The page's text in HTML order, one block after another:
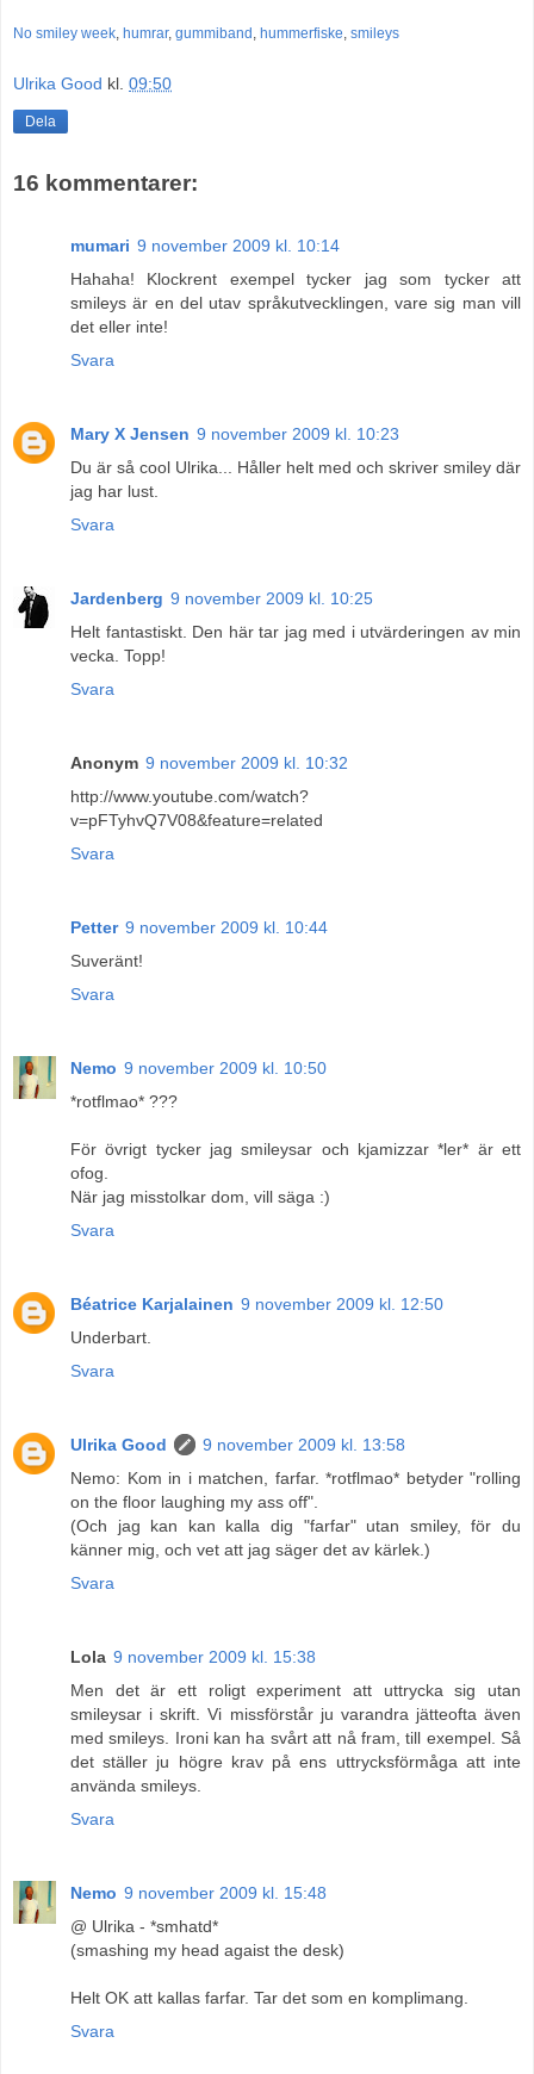
No smiley week, humrar, gummiband , hummerfiske, smileys
Ulrika Good kl. 09:50
Dela
16 kommentarer:
mumari 9 november 2009 kl. 10:14
Hahaha! Klockrent exempel tycker jag som tycker att
smileys är en del utav språkutvecklingen, vare sig man vill
det eller inte!
Svara
Mary X Jensen 9 november 2009 kl. 10:23
Du är så cool Ulrika... Håller helt med och skriver smiley där
jag har lust.
Svara
Jardenberg 9 november 2009 kl. 10:25
Helt fantastiskt. Den här tar jag med i utvärderingen av min
vecka. Topp!
Svara
Anonym 9 november 2009 kl. 10:32
http://www.youtube.com/watch?
v=pFTyhvQ7V08&feature=related
Svara
Petter 9 november 2009 kl. 10:44
Suveränt!
Svara
Nemo 9 november 2009 kl. 10:50
*rotflmao* ???
För övrigt tycker jag smileysar och kjamizzar *ler* är ett
ofog.
När jag misstolkar dom, vill säga :)
Svara
Béatrice Karjalainen 9 november 2009 kl. 12:50
Underbart.
Svara
Ulrika Good
9 november 2009 kl. 13:58
Nemo: Kom in i matchen, farfar. *rotflmao* betyder "rolling
on the floor laughing my ass off".
(Och jag kan kan kalla dig "farfar" utan smiley, för du
känner mig, och vet att jag säger det av kärlek.)
Svara
Lola 9 november 2009 kl. 15:38
Men det är ett roligt experiment att uttrycka sig utan
smileysar i skrift. Vi missförstår ju varandra jätteofta även
med smileys. Ironi kan ha svårt att nå fram, till exempel. Så
det ställer ju högre krav på ens uttrycksförmåga att inte
använda smileys.
Svara
Nemo 9 november 2009 kl. 15:48
@ Ulrika - *smhatd*
(smashing my head agaist the desk)
Helt OK att kallas farfar. Tar det som en komplimang.
Svara